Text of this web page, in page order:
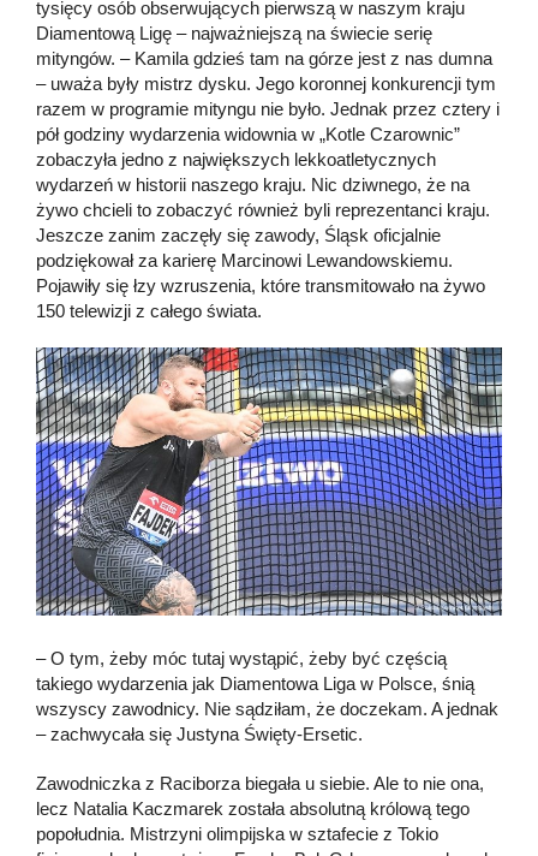
tysięcy osób obserwujących pierwszą w naszym kraju
Diamentową Ligę – najważniejszą na świecie serię
mityngów. – Kamila gdzieś tam na górze jest z nas dumna
– uważa były mistrz dysku. Jego koronnej konkurencji tym
razem w programie mityngu nie było. Jednak przez cztery i
pół godziny wydarzenia widownia w „Kotle Czarownic”
zobaczyła jedno z największych lekkoatletycznych
wydarzeń w historii naszego kraju. Nic dziwnego, że na
żywo chcieli to zobaczyć również byli reprezentanci kraju.
Jeszcze zanim zaczęły się zawody, Śląsk oficjalnie
podziękował za karierę Marcinowi Lewandowskiemu.
Pojawiły się łzy wzruszenia, które transmitowało na żywo
150 telewizji z całego świata.
– O tym, żeby móc tutaj wystąpić, żeby być częścią
takiego wydarzenia jak Diamentowa Liga w Polsce, śnią
wszyscy zawodnicy. Nie sądziłam, że doczekam. A jednak
– zachwycała się Justyna Święty-Ersetic.
Zawodniczka z Raciborza biegała u siebie. Ale to nie ona,
lecz Natalia Kaczmarek została absolutną królową tego
popołudnia. Mistrzyni olimpijska w sztafecie z Tokio